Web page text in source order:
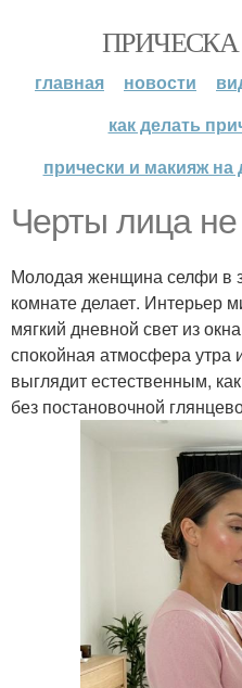
главная новости
как делать
прически и макияж на
Черты лица
Молодая женщина селфи в
комнате делает. Интерьер
мягкий дневной свет из
спокойная атмосфера утра
выглядит естественным,
без постановочной